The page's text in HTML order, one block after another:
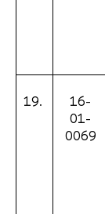
19.
16-
01-
0069